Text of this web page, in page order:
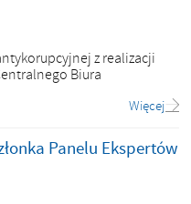
z realizacji
Biura
Więcej
Panelu Ekspertów